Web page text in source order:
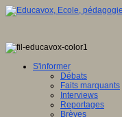
S'informer
Débats
Faits marquants
Interviews
Reportages
Brèves